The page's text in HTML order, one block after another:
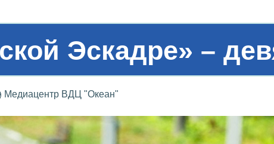
Эскадре» –
Медиацентр ВДЦ "Океан"